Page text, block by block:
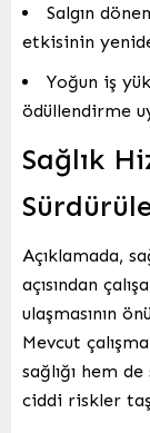
Salgın
etkisinin
Yoğun iş
ödüllendirme
Sağlık
Açıklamada,
açısından
ulaşmasının
Mevcut
sağlığı hem
ciddi riskler